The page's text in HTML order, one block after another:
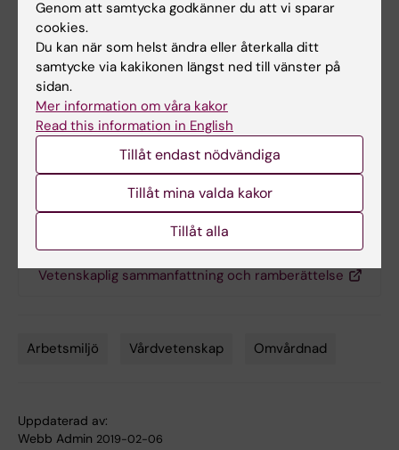
patienterna. Jag vill också inkludera andra
yrkesgrupper för att se hur de upplever sin
arbetssituation och hur deras kompetens tas
tillvara.
Text: Helena Mayer
Disputation: Lisa Smeds Alenius
Vetenskaplig sammanfattning och ramberättelse
Arbetsmiljö Vårdvetenskap Omvårdnad
Uppdaterad av:
Webb Admin 2019-02-06
Genom att samtycka godkänner du att vi sparar
cookies.
Du kan när som helst ändra eller återkalla ditt
samtycke via kakikonen längst ned till vänster på
sidan.
Mer information om våra kakor
Read this information in English
Tillåt endast nödvändiga
Tillåt mina valda kakor
Tillåt alla